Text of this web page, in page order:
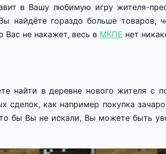
в Вашу любимую игру жителя-
найдёте гораздо больше товаров,
Вас не накажет, весь в МКПЕ нет
найти в деревне нового жителя с
как например покупка
бы Вы не искали, Вы можете быть